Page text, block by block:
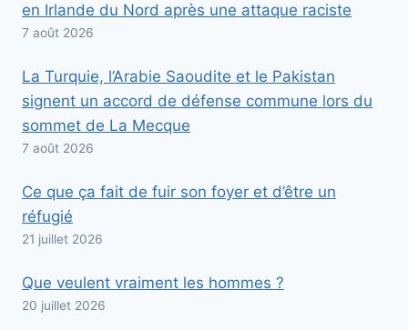
en Irlande du Nord après une attaque raciste
7 août 2026
La Turquie, l’Arabie Saoudite et le Pakistan
signent un accord de défense commune lors du
sommet de La Mecque
7 août 2026
Ce que ça fait de fuir son foyer et d’être un
réfugié
21 juillet 2026
Que veulent vraiment les hommes ?
20 juillet 2026